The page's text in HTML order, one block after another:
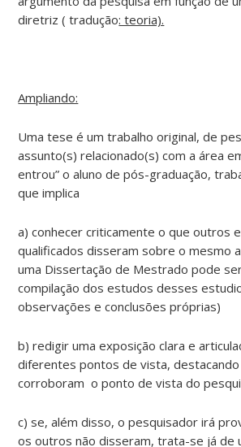
diretriz ( tradução: teoria).
Ampliando:
Uma tese é um trabalho original, de
assunto(s) relacionado(s) com a área
entrou” o aluno de pós-graduação,
que implica
a) conhecer criticamente o que outros
qualificados disseram sobre o mesmo
uma Dissertação de Mestrado pode
compilação dos estudos desses
observações e conclusões próprias)
b) redigir uma exposição clara e
diferentes pontos de vista,
corroboram o ponto de vista do
c) se, além disso, o pesquisador irá
os outros não disseram, trata-se já de